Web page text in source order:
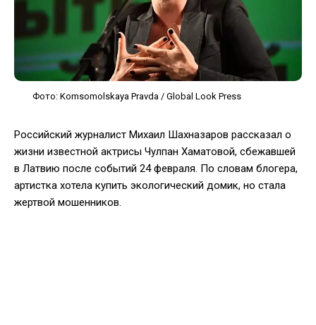
Фото: Komsomolskaya Pravda / Global Look Press
Российский журналист Михаил Шахназаров рассказал о
жизни известной актрисы Чулпан Хаматовой, сбежавшей
в Латвию после событий 24 февраля. По словам блогера,
артистка хотела купить экологический домик, но стала
жертвой мошенников.